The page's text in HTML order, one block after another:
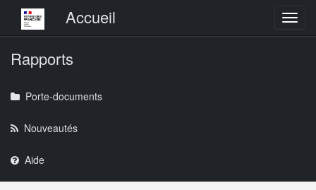
Menu principalAccueil
Rapports
Porte-documents
Nouveautés
Aide